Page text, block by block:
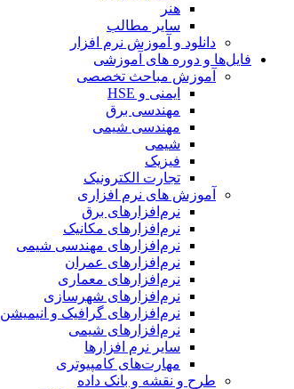
هنر
سایر مطالب
دانلود و آموزش نرم افزار
فایل‌ها و دوره های آموزشی
آموزش مباحث تخصصی
ایمنی و HSE
مهندسی برق
مهندسی شیمی
شیمی
فیزیک
تجارت الکترونیک
آموزش های نرم افزاری
نرم‌افزارهای برق
نرم‌افزارهای مکانیک
نرم‌افزارهای مهندسی شیمی
نرم‌افزارهای عمران
نرم‌افزارهای معماری
نرم‌افزارهای شهرسازی
نرم‌افزارهای گرافیک و انیمیشن
نرم‌افزارهای شیمی
سایر نرم افزارها
مهارت‌های کامپیوتری
طرح و نقشه و بانک داده